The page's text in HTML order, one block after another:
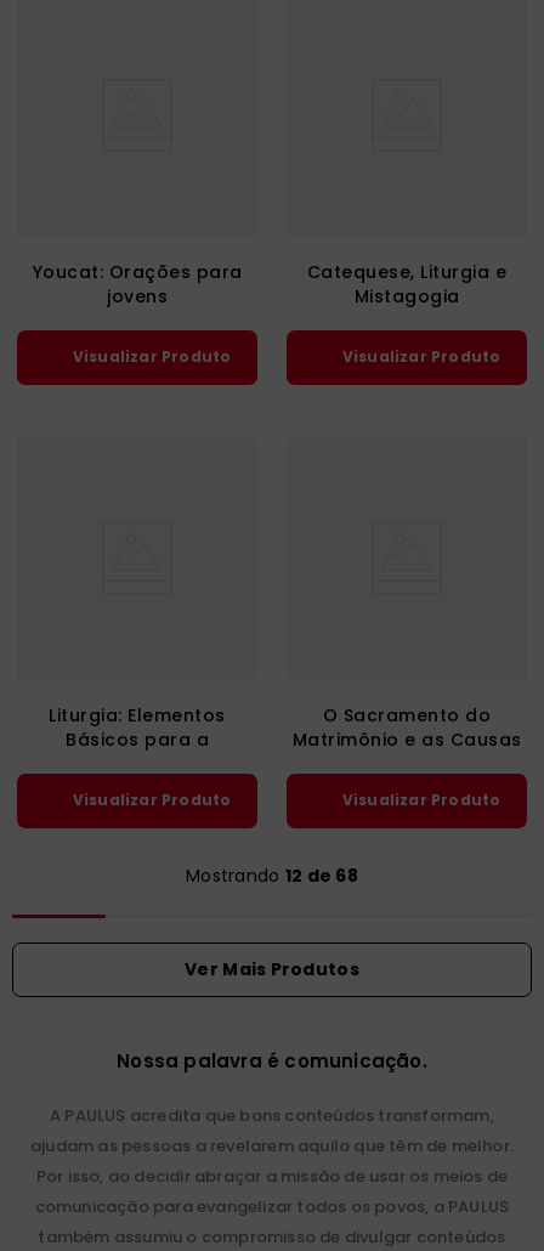
Youcat: Orações para
jovens
Visualizar Produto
Catequese, Liturgia e
Mistagogia
Visualizar Produto
Liturgia: Elementos
Básicos para a
Catequistas
Visualizar Produto
O Sacramento do
Matrimônio e as Causas
Visualizar Produto
Mostrando 12 de 68
Nossa palavra é comunicação.
A PAULUS acredita que bons conteúdos transformam,
ajudam as pessoas a revelarem aquilo que têm de melhor.
Por isso, ao decidir abraçar a missão de usar os meios de
comunicação para evangelizar todos os povos, a PAULUS
também assumiu o compromisso de divulgar conteúdos